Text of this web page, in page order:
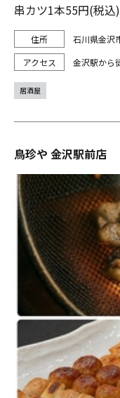
串カツ1本55円(税込
石川県金沢
金沢駅から
居酒屋
鳥珍や 金沢駅前店